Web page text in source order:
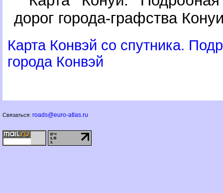
дорог города-графства
Карта Конвэй со спутника.
орода Конвэй
Связаться: roads@euro-atlas.ru